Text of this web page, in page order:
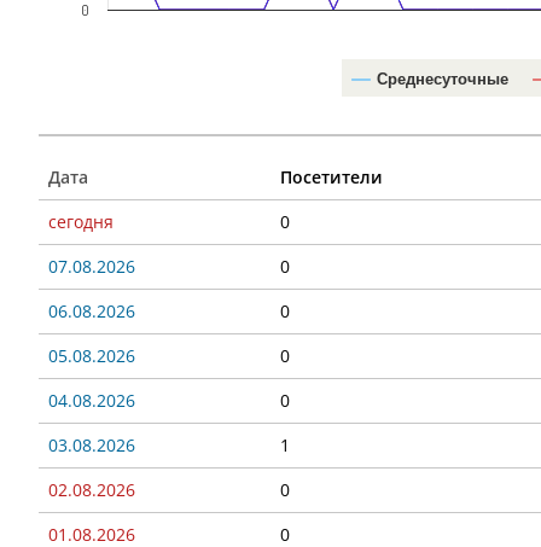
Среднесуточные
0
Дата Посетители
сегодня
0
07.08.2026
0
06.08.2026
0
05.08.2026
0
04.08.2026
0
03.08.2026
1
02.08.2026
0
01.08.2026
0